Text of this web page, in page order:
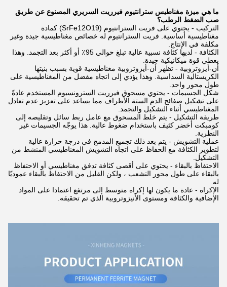
ما هي ميزة مغناطيس سترانتيوم فيرريت السريري المصنوع عن طريق
صب الضغط الرطب؟
التركيب - يحتوي على فريت السترانتيوم (SrFe12O19) كمادة
مغناطيسية أساسية. فريت السترانتيوم له خصائص مغناطيسية جيدة وغير
مكلفة في الإنتاج.
الكثافة - لديها كثافة نسبية عالية تبلغ حوالي 95٪ أو أكثر بعد التجمد. وهذا
يعطي قوة ميكانيكية جيدة.
أن-أيزوتروبية - تظهر أن-أيزوتروبية مغناطيسية قوية بسبب بنيتها
الكريستالية السداسية. وهذا يؤدي إلى اتجاه مفضل من المغناطيسية على
طول محور واحد.
شكل الجسيمات - يحتوي مسحوق فيرريت السترونسيوم المستخدم عادةً
على تشكيل صفائح الدم الستة الأطراف مما يساعد على تعزيز عدم تعادل
المغناطيسي أثناء التشكيل والتجمد.
طريقة التشكيل - يتم خلط المسحوق مع عامل ربط سائل وتقليصه إلى
كومبكت أخضر كثيف باستخدام ضغوط عالية. هذا يوجّه الجسيمات غير
النظرية.
عملية التشويش - يتم بعد ذلك تجميع المدمج في درجة حرارة عالية
لتطوير الكثافة مع الحفاظ على اتجاه التشويش المغناطيسي المنشط من
التشكيل.
الاحتفاظ بالبقاء - يحتوي على أقصى كثافة تدفق مغناطيسي أو الاحتفاظ
بالبقاء على طول محور التشعب ، ولكن القليل من الاحتفاظ بالبقاء عموديًا
له.
الإكراه - عادة ما يكون لها إكراه متوسط إلى مرتفع اعتمادا على المواد
الإضافية والكثافة ومستوى الأنيزوتروبية الذي تم تحقيقه.